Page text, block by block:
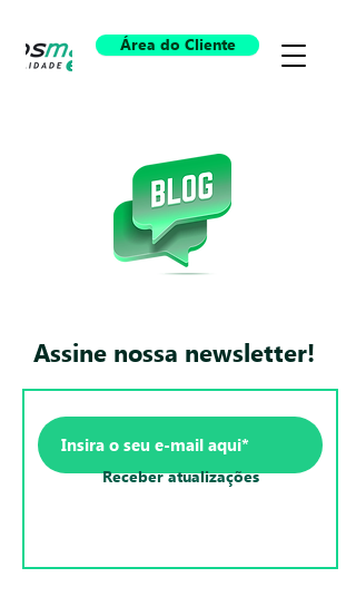
Área do Cliente
Assine nossa newsletter!
Receber atualizações